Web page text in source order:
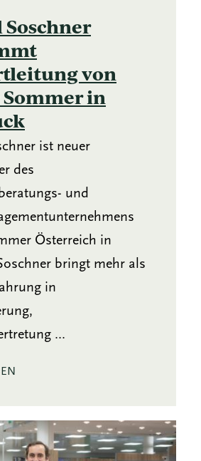
von
Sommer in
ist neuer
des
und
Österreich in
bringt mehr als
in
...